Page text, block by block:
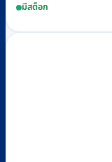
was:
฿410.
is:
฿390.
มีสต็อก